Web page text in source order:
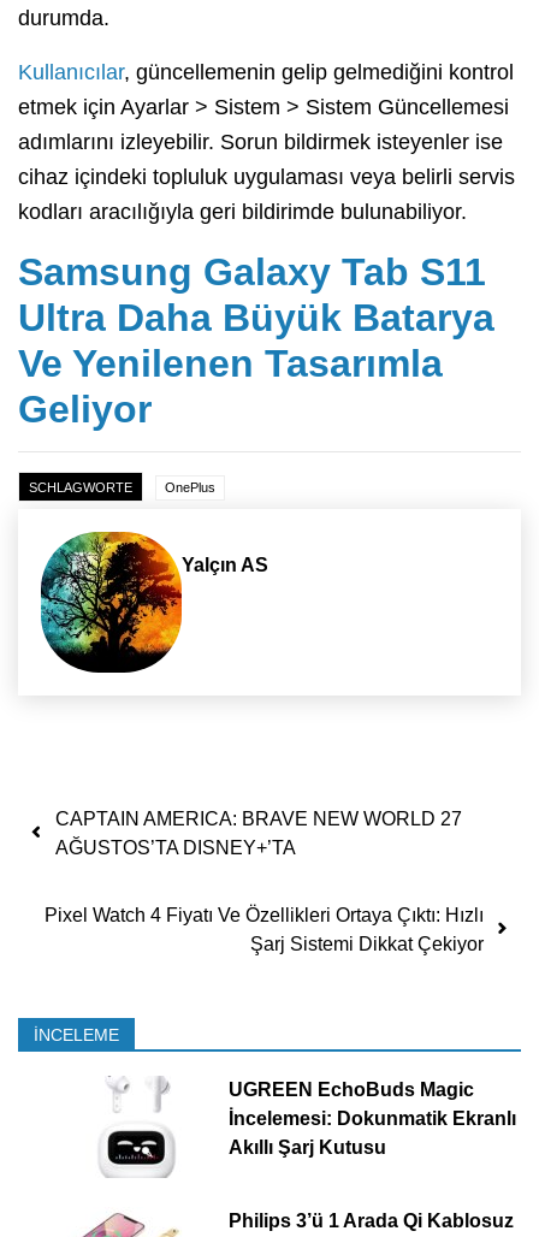
durumda.
Kullanıcılar, güncellemenin gelip gelmediğini kontrol
etmek için Ayarlar > Sistem > Sistem Güncellemesi
adımlarını izleyebilir. Sorun bildirmek isteyenler ise
cihaz içindeki topluluk uygulaması veya belirli servis
kodları aracılığıyla geri bildirimde bulunabiliyor.
Samsung Galaxy Tab S11
Ultra Daha Büyük Batarya
Ve Yenilenen Tasarımla
Geliyor
SCHLAGWORTE OnePlus
Yalçın AS
Yazı dolaşımı
CAPTAIN AMERICA: BRAVE NEW WORLD 27
AĞUSTOS’TA DISNEY+’TA
Pixel Watch 4 Fiyatı Ve Özellikleri Ortaya Çıktı: Hızlı
Şarj Sistemi Dikkat Çekiyor
İNCELEME
UGREEN EchoBuds Magic
İncelemesi: Dokunmatik Ekranlı
Akıllı Şarj Kutusu
Philips 3’ü 1 Arada Qi Kablosuz